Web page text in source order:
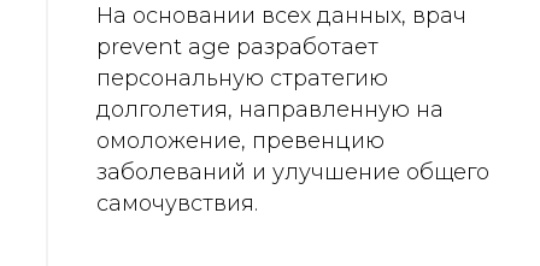
На основании всех данных, врач
prevent age разработает
персональную стратегию
долголетия, направленную на
омоложение, превенцию
заболеваний и улучшение общего
самочувствия.